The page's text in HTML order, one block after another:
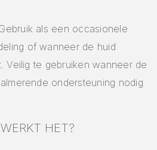
als een occasionele
of wanneer de huid
Veilig te gebruiken wanneer de
ondersteuning nodig
HET?